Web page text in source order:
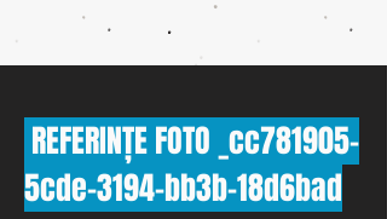
REFERINȚE FOTO _cc781905-
5cde-3194-bb3b-18d6bad